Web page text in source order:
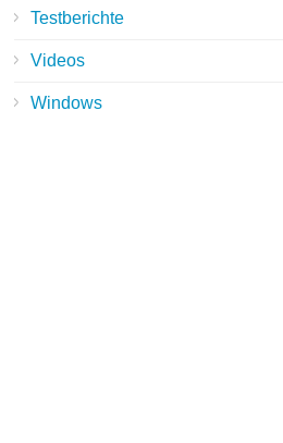
Testberichte
Videos
Windows